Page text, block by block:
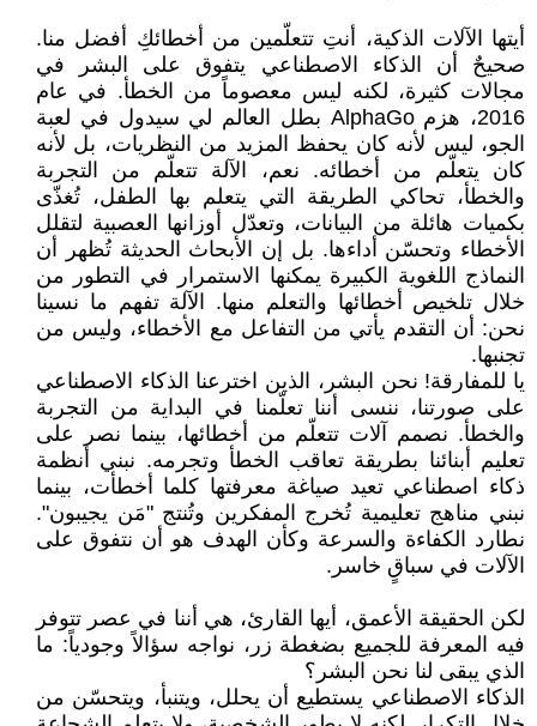
أيتها الآلات الذكية، أنتِ تتعلّمين من أخطائكِ أفضل منا.
صحيحٌ أن الذكاء الاصطناعي يتفوق على البشر في
مجالات كثيرة، لكنه ليس معصوماً من الخطأ. في عام
2016، هزم AlphaGo بطل العالم لي سيدول في لعبة
الجو، ليس لأنه كان يحفظ المزيد من النظريات، بل لأنه
كان يتعلّم من أخطائه. نعم، الآلة تتعلّم من التجربة
والخطأ، تحاكي الطريقة التي يتعلم بها الطفل، تُغذّى
بكميات هائلة من البيانات، وتعدّل أوزانها العصبية لتقلل
الأخطاء وتحسّن أداءها. بل إن الأبحاث الحديثة تُظهر أن
النماذج اللغوية الكبيرة يمكنها الاستمرار في التطور من
خلال تلخيص أخطائها والتعلم منها. الآلة تفهم ما نسينا
نحن: أن التقدم يأتي من التفاعل مع الأخطاء، وليس من
تجنبها.
يا للمفارقة! نحن البشر، الذين اخترعنا الذكاء الاصطناعي
على صورتنا، ننسى أننا تعلّمنا في البداية من التجربة
والخطأ. نصمم آلات تتعلّم من أخطائها، بينما نصر على
تعليم أبنائنا بطريقة تعاقب الخطأ وتجرمه. نبني أنظمة
ذكاء اصطناعي تعيد صياغة معرفتها كلما أخطأت، بينما
نبني مناهج تعليمية تُخرج المفكرين وتُنتج "مَن يجيبون".
نطارد الكفاءة والسرعة وكأن الهدف هو أن نتفوق على
الآلات في سباقٍ خاسر.
لكن الحقيقة الأعمق، أيها القارئ، هي أننا في عصر تتوفر
فيه المعرفة للجميع بضغطة زر، نواجه سؤالاً وجودياً: ما
الذي يبقى لنا نحن البشر؟
الذكاء الاصطناعي يستطيع أن يحلل، ويتنبأ، ويتحسّن من